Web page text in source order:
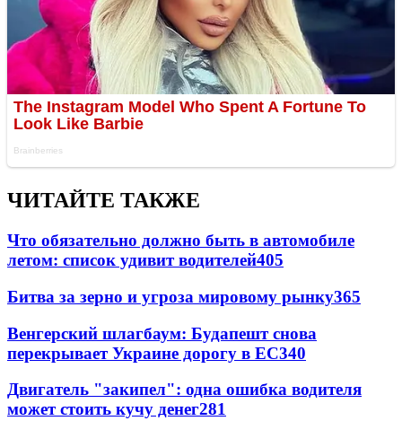
ЧИТАЙТЕ ТАКЖЕ
Что обязательно должно быть в автомобиле
летом: список удивит водителей405
Битва за зерно и угроза мировому рынку365
Венгерский шлагбаум: Будапешт снова
перекрывает Украине дорогу в ЕС340
Двигатель "закипел": одна ошибка водителя
может стоить кучу денег281